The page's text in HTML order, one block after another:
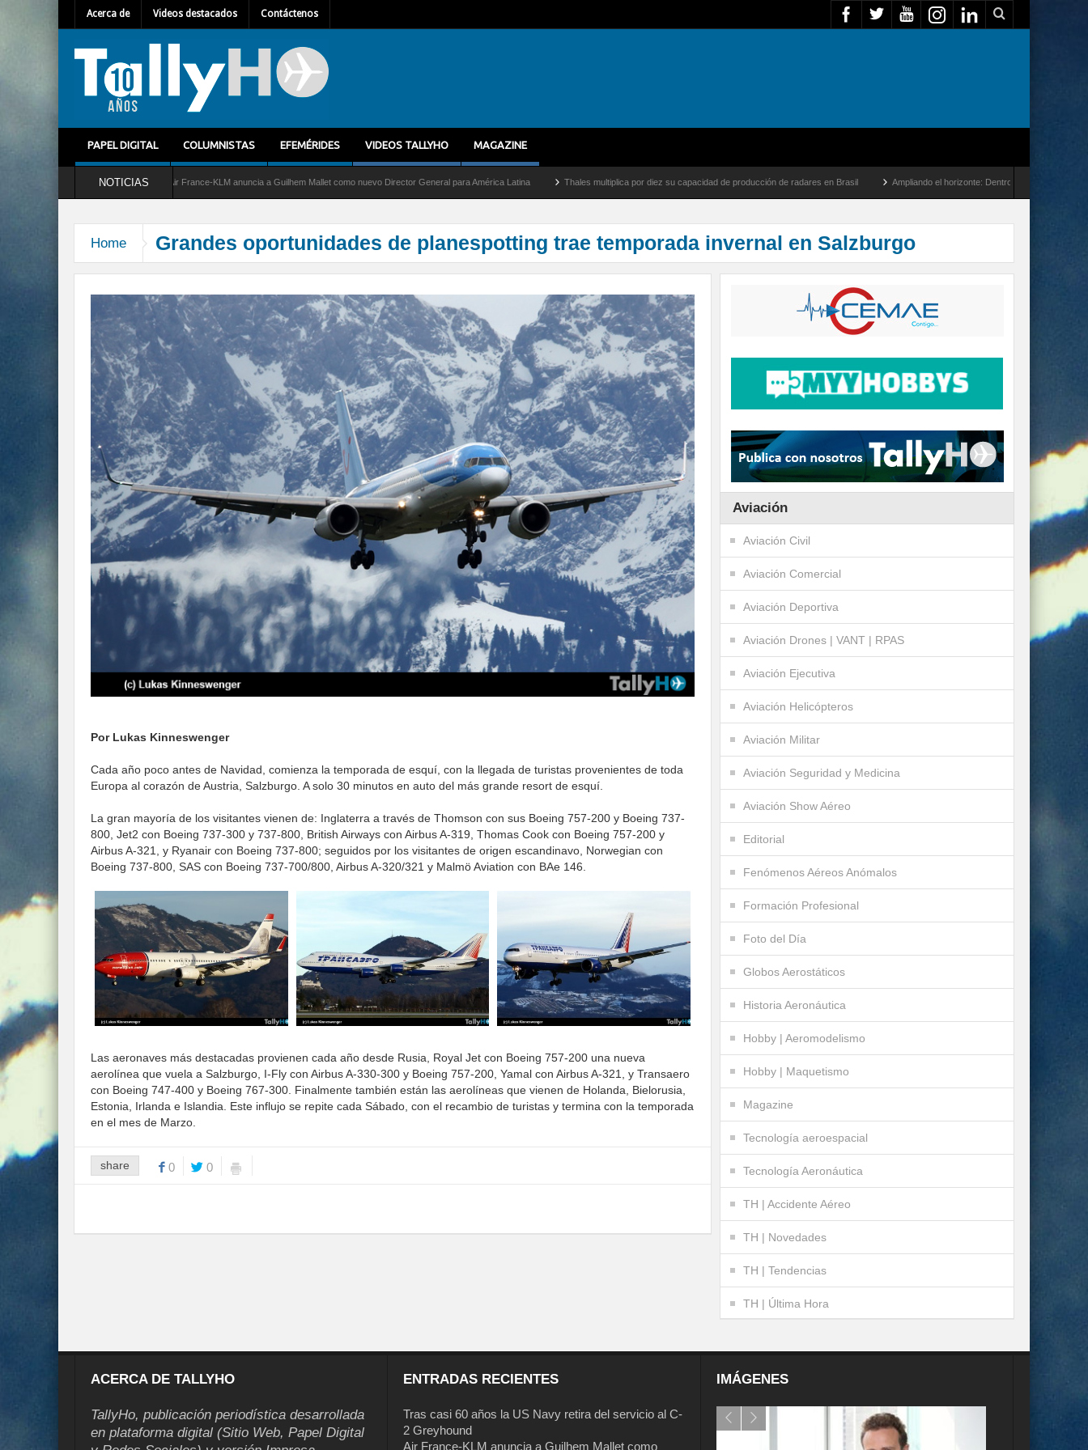
Acerca de Videos destacados Contáctenos
PAPEL DIGITAL COLUMNISTAS EFEMÉRIDES VIDEOS TALLYHO MAGAZINE
NOTICIAS
Air France-KLM anuncia a Guilhem Mallet como nuevo Director General para América Latina Thales multiplica por diez su capacidad de producción de radares en Brasil Ampliando el horizonte: Dentro del vuelo de desarrollo más
Home Grandes oportunidades de planespotting trae temporada invernal en Salzburgo
Por Lukas Kinneswenger
Cada año poco antes de Navidad, comienza la temporada de esquí, con la llegada de turistas provenientes de toda
Europa al corazón de Austria, Salzburgo. A solo 30 minutos en auto del más grande resort de esquí.
La gran mayoría de los visitantes vienen de: Inglaterra a través de Thomson con sus Boeing 757-200 y Boeing 737-
800, Jet2 con Boeing 737-300 y 737-800, British Airways con Airbus A-319, Thomas Cook con Boeing 757-200 y
Airbus A-321, y Ryanair con Boeing 737-800; seguidos por los visitantes de origen escandinavo, Norwegian con
Boeing 737-800, SAS con Boeing 737-700/800, Airbus A-320/321 y Malmö Aviation con BAe 146.
Las aeronaves más destacadas provienen cada año desde Rusia, Royal Jet con Boeing 757-200 una nueva
aerolínea que vuela a Salzburgo, I-Fly con Airbus A-330-300 y Boeing 757-200, Yamal con Airbus A-321, y Transaero
con Boeing 747-400 y Boeing 767-300. Finalmente también están las aerolíneas que vienen de Holanda, Bielorusia,
Estonia, Irlanda e Islandia. Este influjo se repite cada Sábado, con el recambio de turistas y termina con la temporada
en el mes de Marzo.
share 0 0
Aviación
Aviación Civil
Aviación Comercial
Aviación Deportiva
Aviación Drones | VANT | RPAS
Aviación Ejecutiva
Aviación Helicópteros
Aviación Militar
Aviación Seguridad y Medicina
Aviación Show Aéreo
Editorial
Fenómenos Aéreos Anómalos
Formación Profesional
Foto del Día
Globos Aerostáticos
Historia Aeronáutica
Hobby | Aeromodelismo
Hobby | Maquetismo
Magazine
Tecnología aeroespacial
Tecnología Aeronáutica
TH | Accidente Aéreo
TH | Novedades
TH | Tendencias
TH | Última Hora
ACERCA DE TALLYHO
TallyHo, publicación periodística desarrollada
en plataforma digital (Sitio Web, Papel Digital
ENTRADAS RECIENTES
Tras casi 60 años la US Navy retira del servicio al C-
2 Greyhound
Air France-KLM anuncia a Guilhem Mallet como
IMÁGENES